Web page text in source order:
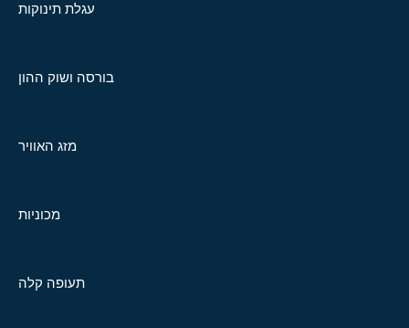
עגלת תינוקות
בורסה ושוק ההון
מזג האוויר
מכוניות
תעופה קלה